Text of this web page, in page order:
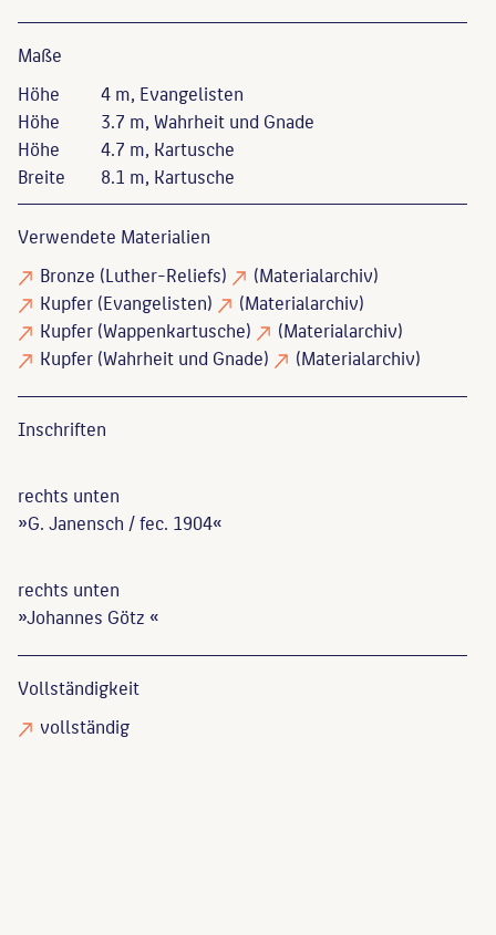
Maße
Höhe
Höhe
Höhe
Breite
4 m, Evangelisten
3.7 m, Wahrheit und Gnade
4.7 m, Kartusche
8.1 m, Kartusche
Verwendete Materialien
Bronze (Luther-Reliefs)
(Materialarchiv)
Kupfer(Evangelisten)
(Materialarchiv)
Kupfer(Wappenkartusche)
(Materialarchiv)
Kupfer(Wahrheit und Gnade) (Materialarchiv)
Inschriften
rechts unten
»G. Janensch / fec. 1904«
rechts unten
»Johannes Götz «
Vollständigkeit
vollständig